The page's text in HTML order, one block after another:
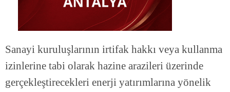
Sanayi kuruluşlarının irtifak hakkı veya kullanma
izinlerine tabi olarak hazine arazileri üzerinde
gerçekleştirecekleri enerji yatırımlarına yönelik